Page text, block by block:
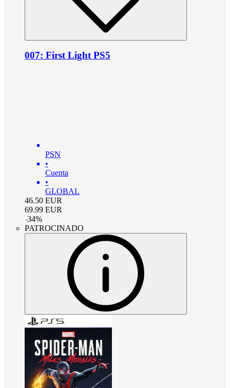
007: First Light PS5
PSN
•
Cuenta
•
GLOBAL
46.50 EUR
69.99 EUR
-34%
PATROCINADO